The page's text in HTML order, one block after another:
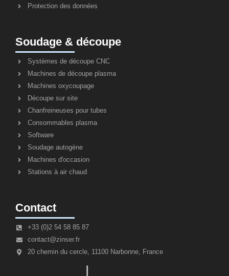
Protection des données
Soudage & découpe
Systèmes de découpe CNC
Machines de découpe plasma
Machines oxycoupage
Découpe sur site
Chanfreineuses pour tubes
Consommables plasma
Software
Soudage autogène
Machines d'occasion
Stations à air chaud
Contact
+33 (0)2 54 58 85 87
contact@zinser.fr
20 chemin du cercle, 11100 Narbonne, France